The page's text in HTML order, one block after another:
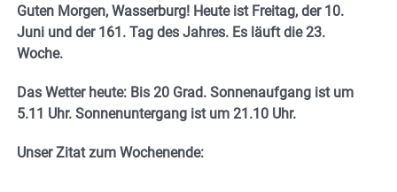
Guten Morgen, Wasserburg! Heute ist Freitag, der 10.
Juni und der 161. Tag des Jahres. Es läuft die 23.
Woche.
Das Wetter heute: Bis 20 Grad. Sonnenaufgang ist um
5.11 Uhr. Sonnenuntergang ist um 21.10 Uhr.
Unser Zitat zum Wochenende: